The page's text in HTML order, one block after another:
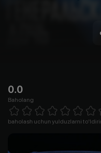
0.0
Baholang
1 Star 2 Stars 3 Stars 4 Stars5 Stars 6 Stars7 Stars
baholash uchun yulduzlarni